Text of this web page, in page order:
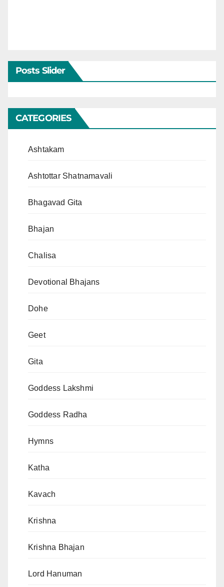
Posts Slider
CATEGORIES
Ashtakam
Ashtottar Shatnamavali
Bhagavad Gita
Bhajan
Chalisa
Devotional Bhajans
Dohe
Geet
Gita
Goddess Lakshmi
Goddess Radha
Hymns
Katha
Kavach
Krishna
Krishna Bhajan
Lord Hanuman